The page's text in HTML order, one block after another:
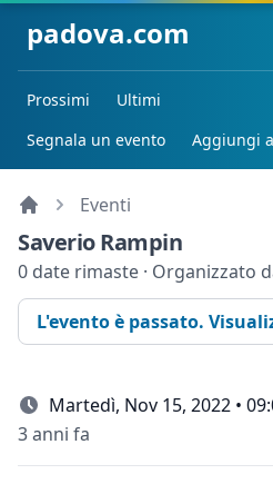
padova.com
Prossimi
Ultimi
Segnala un evento
Aggiungi
Eventi
Saverio Rampin
0 date rimaste · Organizzato
L'evento è passato.
Martedì, Nov 15, 2022 •
3 anni fa